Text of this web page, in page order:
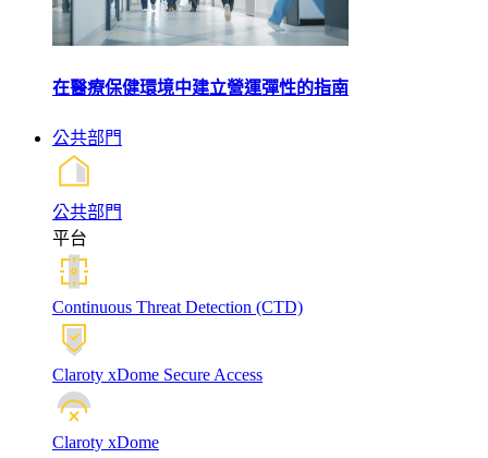
在醫療保健環境中建立營運彈性的指南
公共部門
公共部門
平台
Continuous Threat Detection (CTD)
Claroty xDome Secure Access
Claroty xDome